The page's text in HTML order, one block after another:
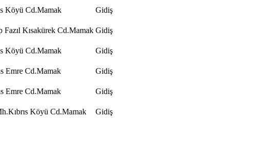
Köyü Cd.Mamak Gidiş
Fazıl Kısakürek Cd.Mamak Gidiş
Köyü Cd.Mamak Gidiş
Emre Cd.Mamak Gidiş
Emre Cd.Mamak Gidiş
Köyü Cd.Mamak
Gidiş